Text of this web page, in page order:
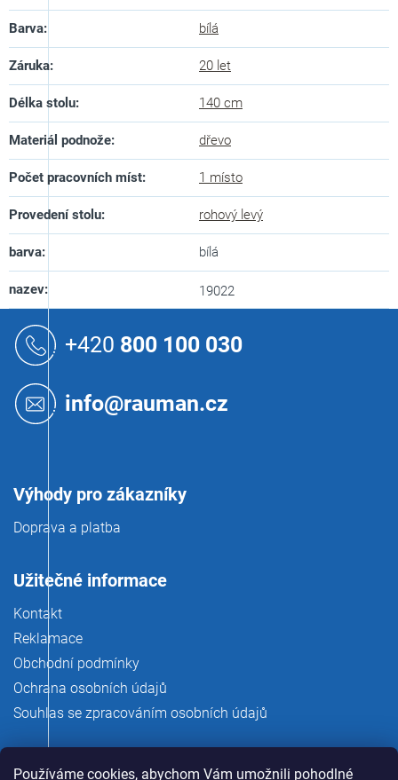
Používáme cookies, abychom Vám umožnili pohodlné
Barva: bílá
Záruka: 20 let
Délka stolu: 140 cm
Materiál podnože: dřevo
Počet pracovních míst: 1 místo
Provedení stolu: rohový levý
barva: bílá
nazev: 19022
+420 800 100 030
info@rauman.cz
Výhody pro zákazníky
Doprava a platba
Užitečné informace
Kontakt
Reklamace
Obchodní podmínky
Ochrana osobních údajů
Souhlas se zpracováním osobních údajů